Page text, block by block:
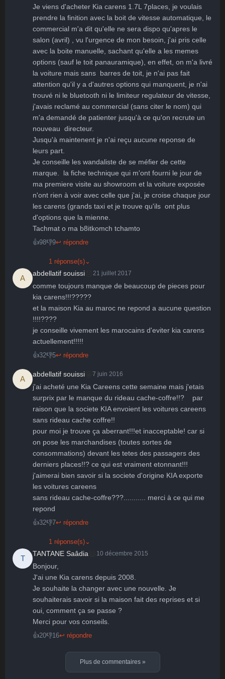
Je viens d'acheter Kia carens 1.7L 7places, je voulais
prendre la finition avec la boit de vitesse automatique, le
commercial m'a dit qu'elle ne sera dispo qu'apres le
salon (avril) , vu l'urgence de mon besoin, j'ai pris celle
avec la boite manuelle, sachant qu'elle a les memes
options (sauf le toit panauramique), en effet, on m'a livré
la voiture mais sans  barres de toit, je n'ai pas fait
attention qu'il y a d'autres options qui manquent, je n'ai
trouvé ni le bluetooth ni le limiteur regulateur de vitesse,
j'avais reclamé au commercial (sans citer le nom) qui
m'a demandé de patienter jusqu'à ce qu'on recrute un
nouveau  directeur.
Jusqu'à maintenent je n'ai reçu aucune reponse de
leurs part.
Je conseille les wandaliste de se méfier de cette
marque.  la fiche technique qui m'ont fourni le jour de
ma premiere visite au showroom et la voiture exposée
n'ont rien à voir avec celle que j'ai, je croise chaque jour
les carens (grands taxi et je trouve qu'ils  ont plus
d'options que la mienne.
Tachmat o ma b8itkomch tchamto
👍98👎9↩ répondre
1 réponse(s) ⌄
A
abdellatif souissi 21 juillet 2017
comme toujours manque de beaucoup de pieces pour
kia carens!!!?????
et la maison Kia au maroc ne repond a aucune question
!!!!????
je conseille vivement les marocains d'eviter kia carens
actuellement!!!!!
👍32👎5↩ répondre
A
abdellatif souissi 7 juin 2016
j'ai acheté une Kia Careens cette semaine mais j'etais
surprix par le manque du rideau cache-coffre!!?    par
raison que la societe KIA envoient les voitures careens
sans rideau cache coffre!!
pour moi je trouve ça aberrant!!!et inacceptable! car si
on pose les marchandises (toutes sortes de
consommations) devant les tetes des passagers des
derniers places!!? ce qui est vraiment etonnant!!!
j'aimerai bien savoir si la societe d'origine KIA exporte
les voitures careens
sans rideau cache-coffre???........... merci à ce qui me
repond
👍32👎7↩ répondre
1 réponse(s) ⌄
T
TANTANE Saâdia 10 décembre 2015
Bonjour,
J'ai une Kia carens depuis 2008.
Je souhaite la changer avec une nouvelle. Je
souhaiterais savoir si la maison fait des reprises et si
oui, comment ça se passe ?
Merci pour vos conseils.
👍20👎16↩ répondre
Plus de commentaires »